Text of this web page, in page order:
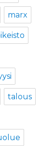
marx
talous